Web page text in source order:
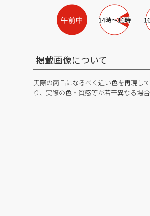
掲載画像について
実際の商品になるべく近い色を再現し
り、実際の色・質感等が若干異なる場